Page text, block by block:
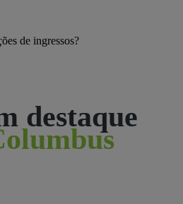
de ingressos?
destaque